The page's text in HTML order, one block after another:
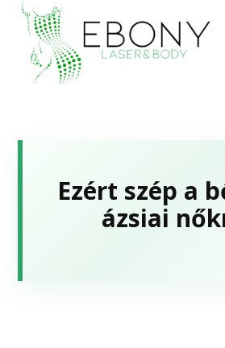
Ezért szép a
ázsiai